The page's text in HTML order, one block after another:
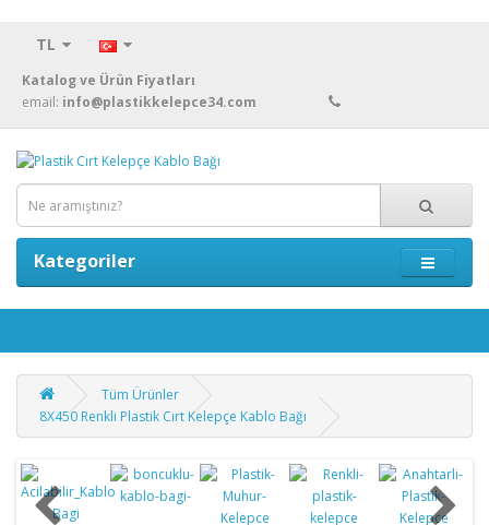
TL
Katalog ve Ürün Fiyatları
email: info@plastikkelepce34.com
Kategoriler
Tüm Ürünler
8X450 Renkli Plastik Cırt Kelepçe Kablo Bağı